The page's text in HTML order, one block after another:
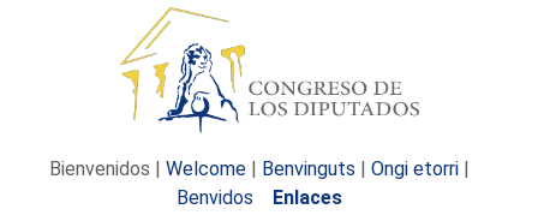
Bienvenidos | Welcome | Benvinguts | Ongi etorri |
Benvidos
Enlaces